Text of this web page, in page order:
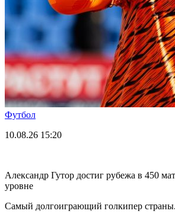
Футбол
10.08.26 15:20
Александр Гутор достиг рубежа в 450
уровне
Самый долгоиграющий голкипер страны.